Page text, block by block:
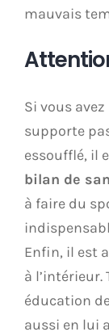
mauvais
Si vous
supporte
essoufflé, il
bilan de
à faire du
Enfin, il est
à l’intérieur.
éducation
aussi en lui